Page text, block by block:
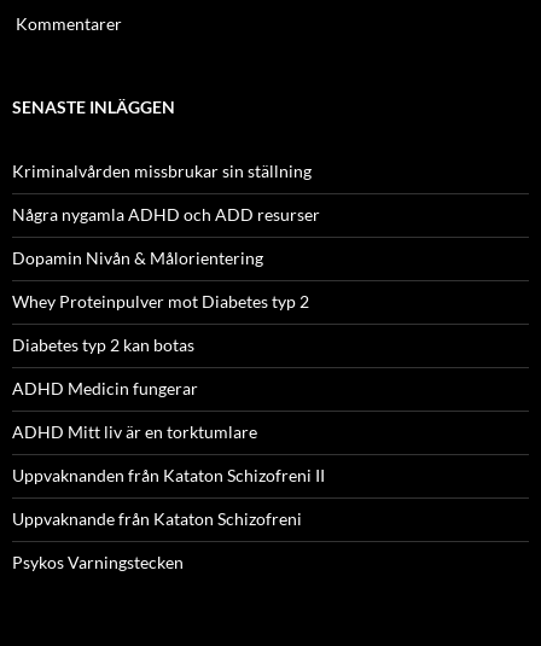
Kommentarer
SENASTE INLÄGGEN
Kriminalvården missbrukar sin ställning
Några nygamla ADHD och ADD resurser
Dopamin Nivån & Målorientering
Whey Proteinpulver mot Diabetes typ 2
Diabetes typ 2 kan botas
ADHD Medicin fungerar
ADHD Mitt liv är en torktumlare
Uppvaknanden från Kataton Schizofreni II
Uppvaknande från Kataton Schizofreni
Psykos Varningstecken